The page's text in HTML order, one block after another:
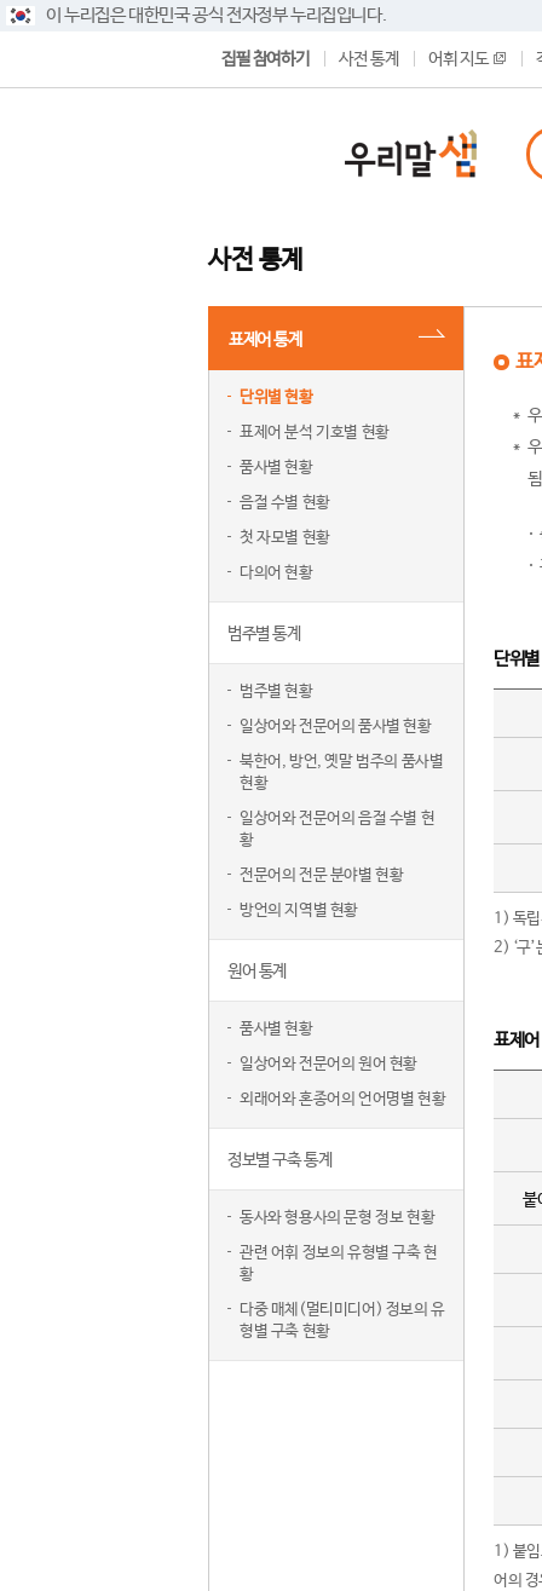
이 누리집은 대한민국 공식 전자정부 누리집입니다.
집필 참여하기 사전 통계 어휘 지도
사전 통계
표제어 통계
단위별 현황
표제어 분석 기호별 현황
품사별 현황
음절 수별 현황
첫 자모별 현황
다의어 현황
범주별 통계
범주별 현황
일상어와 전문어의 품사별 현황
북한어, 방언, 옛말 범주의 품사별
현황
일상어와 전문어의 음절 수별 현
황
전문어의 전문 분야별 현황
방언의 지역별 현황
원어 통계
품사별 현황
일상어와 전문어의 원어 현황
외래어와 혼종어의 언어명별 현황
정보별 구축 통계
동사와 형용사의 문형 정보 현황
관련 어휘 정보의 유형별 구축 현
황
다중 매체(멀티미디어) 정보의 유
형별 구축 현황
표
단위
1) 독립
2) ‘구
표제
붙
1) 붙
어의